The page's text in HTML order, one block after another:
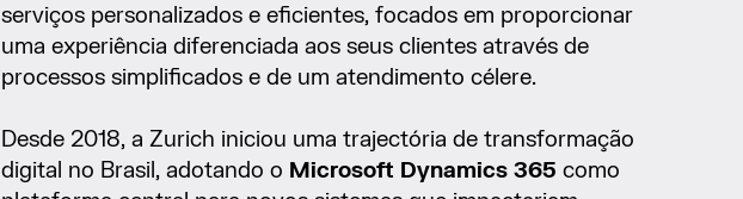
serviços personalizados e eficientes, focados em proporcionar
uma experiência diferenciada aos seus clientes através de
processos simplificados e de um atendimento célere.
Desde 2018, a Zurich iniciou uma trajectória de transformação
digital no Brasil, adotando o Microsoft Dynamics 365 como